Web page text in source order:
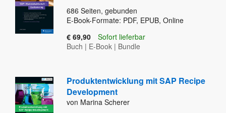
686 Seiten, gebunden
E-Book-Formate: PDF, EPUB, Online
€ 69,90
Sofort lieferbar
Buch | E-Book | Bundle
Produktentwicklung mit SAP Recipe
Development
von Marina Scherer